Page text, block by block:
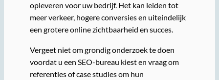
opleveren voor uw bedrijf. Het kan leiden tot
meer verkeer, hogere conversies en uiteindelijk
een grotere online zichtbaarheid en succes.
Vergeet niet om grondig onderzoek te doen
voordat u een SEO-bureau kiest en vraag om
referenties of case studies om hun